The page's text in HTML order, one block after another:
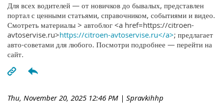
Для всех водителей — от новичков до бывалых, представлен
портал с ценными статьями, справочником, событиями и видео.
Смотреть материалы > автоблог <a href=https://citroen-
avtoservise.ru>https://citroen-avtoservise.ru</a>; предлагает
авто-советами для любого. Посмотри подробнее — перейти на
сайт.
Thu, November 20, 2025 12:46 PM | Spravkihhp